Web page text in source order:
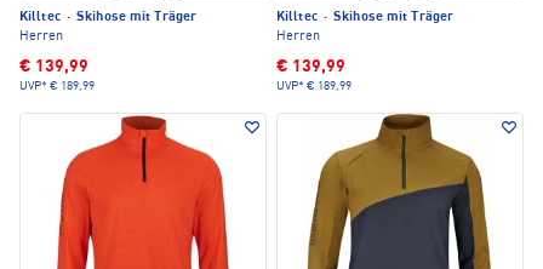
Killtec · Skihose mit Träger
Herren
€ 139,99
UVP* € 189,99
Killtec · Skihose mit Träger
Herren
€ 139,99
UVP* € 189,99